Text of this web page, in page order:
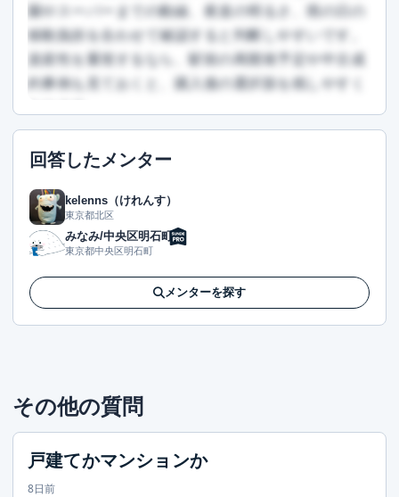
園やスーパーまでの動線、夜道の明るさ、雨の日の
移動負担を合わせて確認すると判断しやすいです。
資産性を重視するなら、駅前の再開発予定や中古成
約事例も見ておくと、購入後の選択肢を残しやすく
この回答を読むには会員登録が必要です
（文字数：83文字）
無料で登録して読む
回答したメンター
kelenns（けれんす）
東京都北区
みなみ/中央区明石町
東京都中央区明石町
メンターを探す
その他の質問
戸建てかマンションか
8日前